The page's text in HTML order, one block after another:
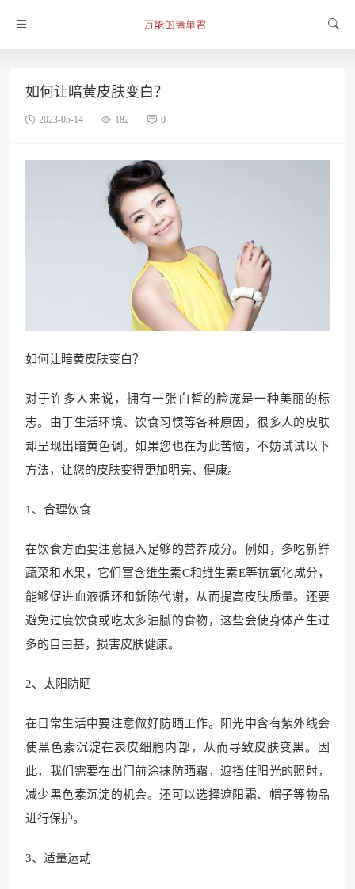
如何让暗黄皮肤变白？
2023-05-14 182 0
如何让暗黄皮肤变白？
对于许多人来说，拥有一张白皙的脸庞是一种美丽的标
志。由于生活环境、饮食习惯等各种原因，很多人的皮肤
却呈现出暗黄色调。如果您也在为此苦恼，不妨试试以下
方法，让您的皮肤变得更加明亮、健康。
1、合理饮食
在饮食方面要注意摄入足够的营养成分。例如，多吃新鲜
蔬菜和水果，它们富含维生素C和维生素E等抗氧化成分，
能够促进血液循环和新陈代谢，从而提高皮肤质量。还要
避免过度饮食或吃太多油腻的食物，这些会使身体产生过
多的自由基，损害皮肤健康。
2、太阳防晒
在日常生活中要注意做好防晒工作。阳光中含有紫外线会
使黑色素沉淀在表皮细胞内部，从而导致皮肤变黑。因
此，我们需要在出门前涂抹防晒霜，遮挡住阳光的照射，
减少黑色素沉淀的机会。还可以选择遮阳霜、帽子等物品
进行保护。
3、适量运动